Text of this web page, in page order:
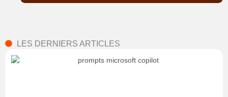
LES DERNIERS ARTICLES